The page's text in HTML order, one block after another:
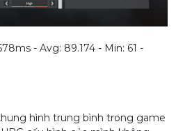
- Avg: 89.174 - Min: 61 -
hình trung bình trong game